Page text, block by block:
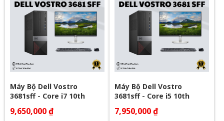
Máy Bộ Dell Vostro
3681sff - Core i7 10th
9,650,000 ₫
Máy Bộ Dell Vostro
3681sff - Core i5 10th
7,950,000 ₫